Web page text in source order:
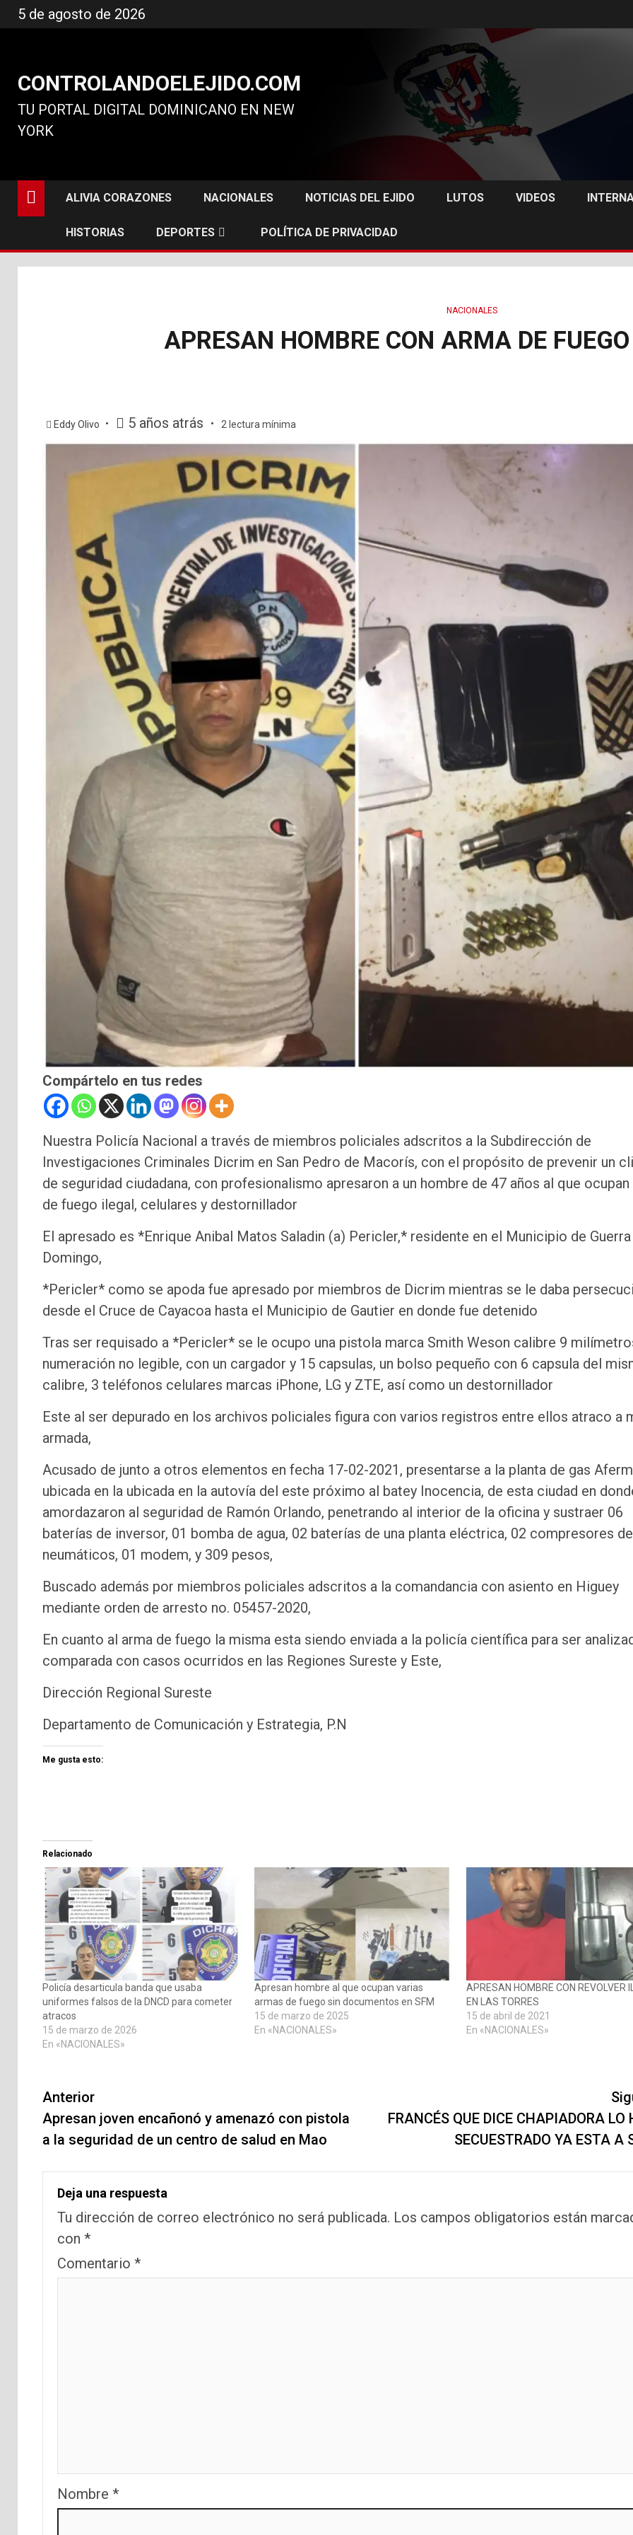
al
5 de agosto de 2026
CONTROLANDOELEJIDO.COM
TU PORTAL DIGITAL DOMINICANO EN NEW
YORK
ALIVIA CORAZONES NACIONALES NOTICIAS DEL EJIDO LUTOS VIDEOS
HISTORIAS DEPORTES POLÍTICA DE PRIVACIDAD
NACIONALES
APRESAN HOMBRE CON ARMA DE
Eddy Olivo 5 años atrás 2 lectura mínima
Compártelo en tus redes
Nuestra Policía Nacional a través de miembros policiales adscritos a la Subdirección de
Investigaciones Criminales Dicrim en San Pedro de Macorís, con el propósito de prevenir un
de seguridad ciudadana, con profesionalismo apresaron a un hombre de 47 años al que ocupan
de fuego ilegal, celulares y destornillador
El apresado es *Enrique Anibal Matos Saladin (a) Pericler,* residente en el Municipio de
Domingo,
*Pericler* como se apoda fue apresado por miembros de Dicrim mientras se le daba
desde el Cruce de Cayacoa hasta el Municipio de Gautier en donde fue detenido
Tras ser requisado a *Pericler* se le ocupo una pistola marca Smith Weson calibre 9
numeración no legible, con un cargador y 15 capsulas, un bolso pequeño con 6 capsula del
calibre, 3 teléfonos celulares marcas iPhone, LG y ZTE, así como un destornillador
Este al ser depurado en los archivos policiales figura con varios registros entre ellos atraco a
armada,
Acusado de junto a otros elementos en fecha 17-02-2021, presentarse a la planta de gas
ubicada en la ubicada en la autovía del este próximo al batey Inocencia, de esta ciudad en
amordazaron al seguridad de Ramón Orlando, penetrando al interior de la oficina y sustraer 06
baterías de inversor, 01 bomba de agua, 02 baterías de una planta eléctrica, 02 compresores de
neumáticos, 01 modem, y 309 pesos,
Buscado además por miembros policiales adscritos a la comandancia con asiento en Higuey
mediante orden de arresto no. 05457-2020,
En cuanto al arma de fuego la misma esta siendo enviada a la policía científica para ser
comparada con casos ocurridos en las Regiones Sureste y Este,
Dirección Regional Sureste
Departamento de Comunicación y Estrategia, P.N
Me gusta esto:
Relacionado
Policía desarticula banda que usaba
uniformes falsos de la DNCD para cometer
atracos
15 de marzo de 2026
En «NACIONALES»
Apresan hombre al que ocupan varias
armas de fuego sin documentos en SFM
15 de marzo de 2025
En «NACIONALES»
APRESAN HOMBRE CON REVOLVER
EN LAS TORRES
15 de abril de 2021
En «NACIONALES»
Navegación
de
entradas
Anterior
Apresan joven encañonó y amenazó con pistola
a la seguridad de un centro de salud en Mao
FRANCÉS QUE DICE CHAPIADORA LO
SECUESTRADO YA ESTA A
Deja una respuesta
Tu dirección de correo electrónico no será publicada. Los campos obligatorios están
con *
Comentario *
Nombre *